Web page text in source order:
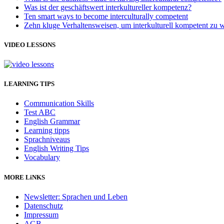
Was ist der geschäftswert interkultureller kompetenz?
Ten smart ways to become interculturally competent
Zehn kluge Verhaltensweisen, um interkulturell kompetent zu
VIDEO LESSONS
LEARNING TIPS
Communication Skills
Test ABC
English Grammar
Learning tipps
Sprachniveaus
English Writing Tips
Vocabulary
MORE LiNKS
Newsletter: Sprachen und Leben
Datenschutz
Impressum